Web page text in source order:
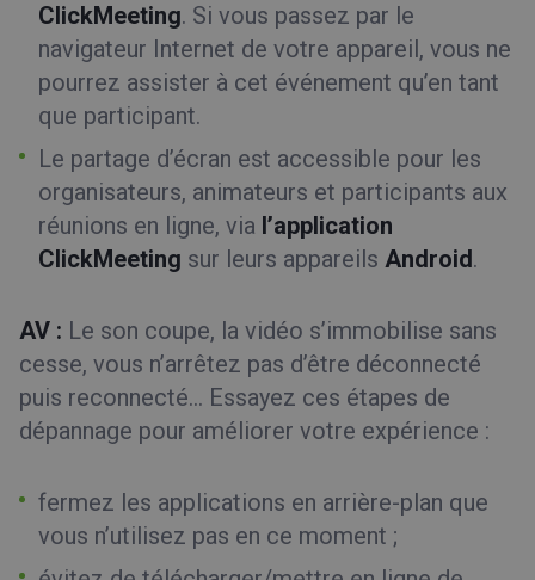
ClickMeeting. Si vous passez par le
navigateur Internet de votre appareil, vous ne
pourrez assister à cet événement qu’en tant
que participant.
Le partage d’écran est accessible pour les
organisateurs, animateurs et participants aux
réunions en ligne, via l’application
ClickMeeting sur leurs appareils Android.
AV : Le son coupe, la vidéo s’immobilise sans
cesse, vous n’arrêtez pas d’être déconnecté
puis reconnecté… Essayez ces étapes de
dépannage pour améliorer votre expérience :
fermez les applications en arrière-plan que
vous n’utilisez pas en ce moment ;